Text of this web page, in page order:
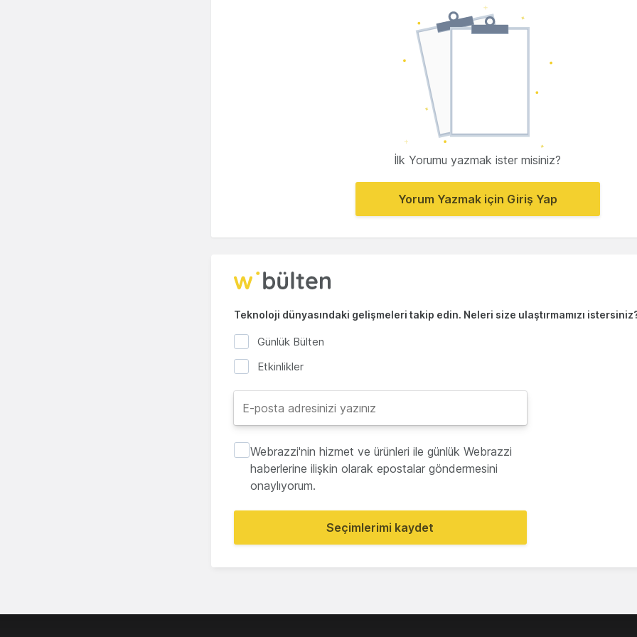
İlk Yorumu yazmak ister misiniz?
Yorum Yazmak için Giriş Yap
Teknoloji dünyasındaki gelişmeleri takip edin. Neleri size ulaştırmamızı
Günlük Bülten
Etkinlikler
Webrazzi'nin hizmet ve ürünleri ile günlük Webrazzi
haberlerine ilişkin olarak epostalar göndermesini
onaylıyorum.
Seçimlerimi kaydet